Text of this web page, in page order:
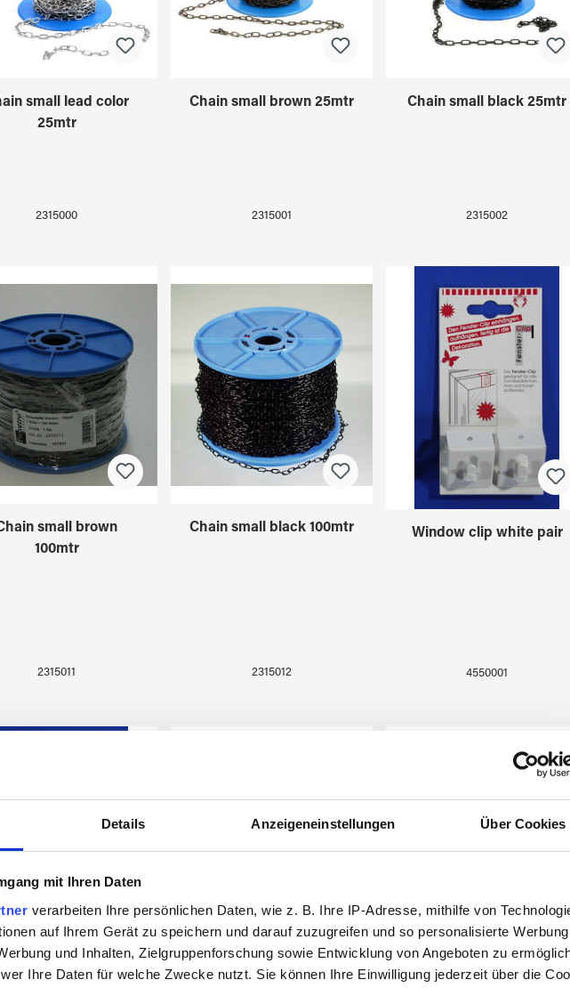
Details Anzeigeneinstellungen Über Cookies
mit Ihren Daten
verarbeiten Ihre persönlichen Daten, wie z. B. Ihre IP-Adresse, mithilfe von
auf Ihrem Gerät zu speichern und darauf zuzugreifen und so personalisierte
und Inhalten, Zielgruppenforschung sowie Entwicklung von Angeboten zu
Ihre Daten für welche Zwecke nutzt. Sie können Ihre Einwilligung jederzeit über die
small lead color
25mtr
2315000
Chain small brown 25mtr
2315001
Chain small black 25mtr
2315002
small brown
100mtr
2315011
Chain small black 100mtr
2315012
Window clip white pair
4550001